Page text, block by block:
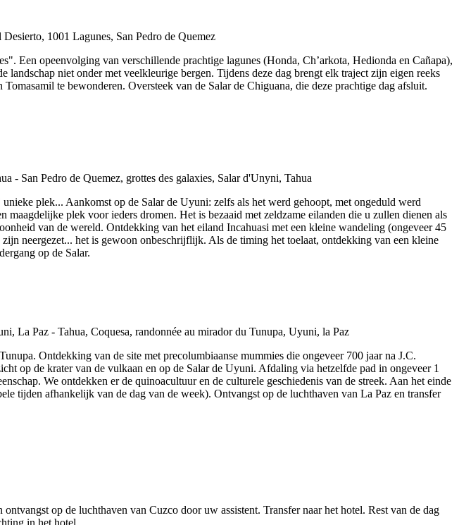
Een opeenvolging van verschillende prachtige lagunes (Honda, Ch’arkota, Hedionda en Cañapa),
niet onder met veelkleurige bergen. Tijdens deze dag brengt elk traject zijn eigen reeks
te bewonderen. Oversteek van de Salar de Chiguana, die deze prachtige dag afsluit.
plek... Aankomst op de Salar de Uyuni: zelfs als het werd gehoopt, met ongeduld werd
plek voor ieders dromen. Het is bezaaid met zeldzame eilanden die u zullen dienen als
van de wereld. Ontdekking van het eiland Incahuasi met een kleine wandeling (ongeveer 45
neergezet... het is gewoon onbeschrijflijk. Als de timing het toelaat, ontdekking van een kleine
op de Salar.
Ontdekking van de site met precolumbiaanse mummies die ongeveer 700 jaar na J.C.
op de krater van de vulkaan en op de Salar de Uyuni. Afdaling via hetzelfde pad in ongeveer 1
We ontdekken er de quinoacultuur en de culturele geschiedenis van de streek. Aan het einde
tijden afhankelijk van de dag van de week). Ontvangst op de luchthaven van La Paz en transfer
op de luchthaven van Cuzco door uw assistent. Transfer naar het hotel. Rest van de dag
in het hotel.